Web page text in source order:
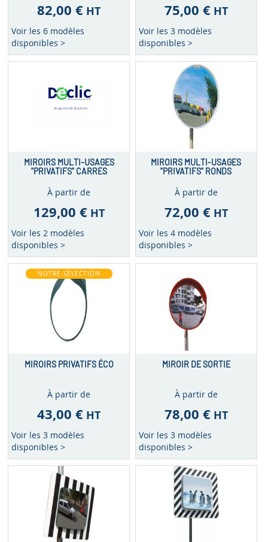
82,00 € HT
Voir les 6 modèles
disponibles >
75,00 € HT
Voir les 3 modèles
disponibles >
MIROIRS MULTI-USAGES
"PRIVATIFS" CARRES
À partir de
129,00 € HT
Voir les 2 modèles
disponibles >
MIROIRS MULTI-USAGES
"PRIVATIFS" RONDS
À partir de
72,00 € HT
Voir les 4 modèles
disponibles >
NOTRE SÉLECTION
MIROIRS PRIVATIFS ÉCO
À partir de
43,00 € HT
Voir les 3 modèles
disponibles >
MIROIR DE SORTIE
À partir de
78,00 € HT
Voir les 3 modèles
disponibles >